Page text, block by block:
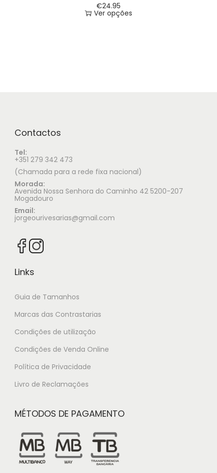
€24.95
Ver opções
Contactos
Tel:
+351 279 342 473
(Chamada para a rede fixa nacional)
Morada:
Avenida Nossa Senhora do Caminho 42 5200-207
Mogadouro
Email:
jorgeourivesarias@gmail.com
Links
Guia de Tamanhos
Marcas das Contrastarias
Condições de utilização
Condições de Venda Online
Política de Privacidade
Livro de Reclamações
MÉTODOS DE PAGAMENTO